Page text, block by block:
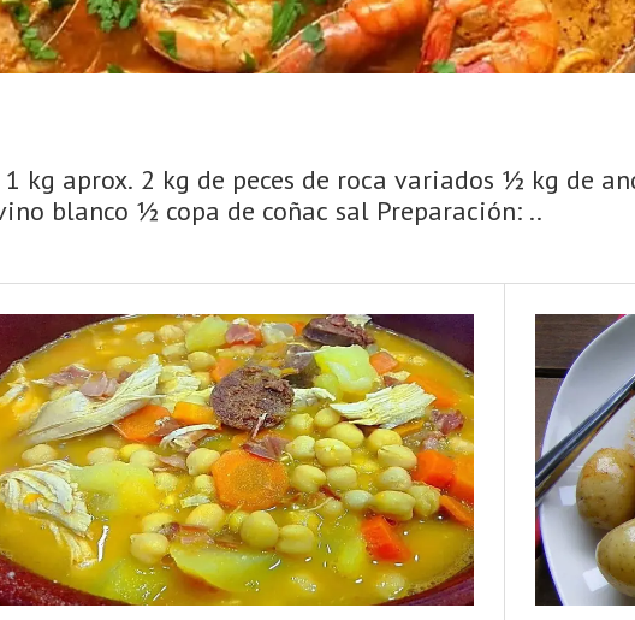
kg aprox. 2 kg de peces de roca variados ½ kg de
blanco ½ copa de coñac sal Preparación: ..